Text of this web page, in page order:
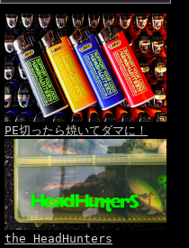
PE切ったら焼いてダマに！
the HeadHunters